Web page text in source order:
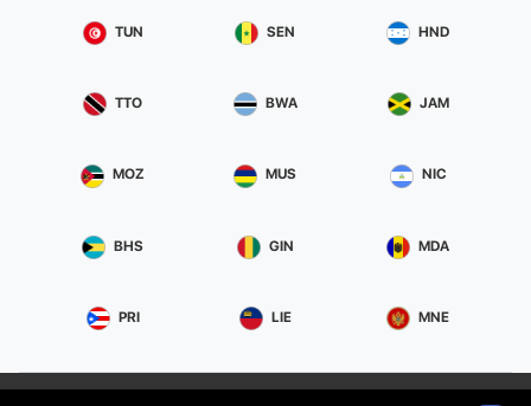
TUN SEN HND
TTO BWA JAM
MOZ MUS NIC
BHS GIN MDA
PRI LIE MNE